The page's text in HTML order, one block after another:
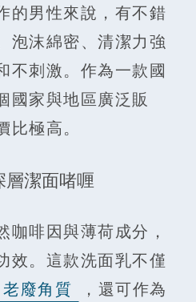
的男性來說，有不錯
泡沫綿密、清潔力強
不刺激。作為一款國
國家與地區廣泛販
極高。
層潔面啫喱
咖啡因與薄荷成分，
效。這款洗面乳不僅
老廢角質
，還可作為